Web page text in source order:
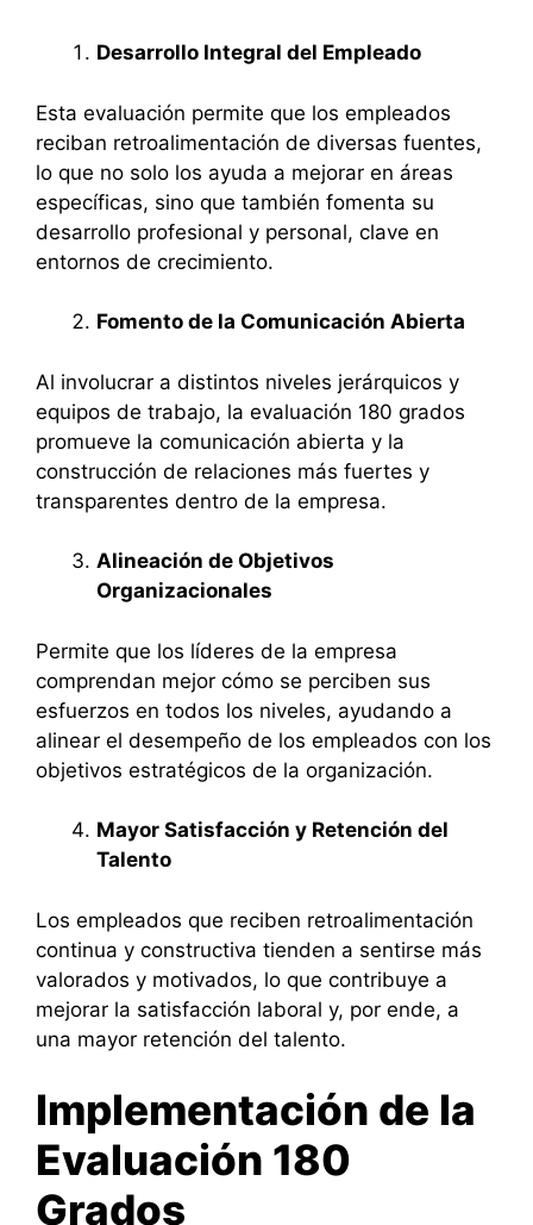
Desarrollo Integral del Empleado
Esta evaluación permite que los empleados
reciban retroalimentación de diversas fuentes,
lo que no solo los ayuda a mejorar en áreas
específicas, sino que también fomenta su
desarrollo profesional y personal, clave en
entornos de crecimiento.
Fomento de la Comunicación Abierta
Al involucrar a distintos niveles jerárquicos y
equipos de trabajo, la evaluación 180 grados
promueve la comunicación abierta y la
construcción de relaciones más fuertes y
transparentes dentro de la empresa.
Alineación de Objetivos
Organizacionales
Permite que los líderes de la empresa
comprendan mejor cómo se perciben sus
esfuerzos en todos los niveles, ayudando a
alinear el desempeño de los empleados con los
objetivos estratégicos de la organización.
Mayor Satisfacción y Retención del
Talento
Los empleados que reciben retroalimentación
continua y constructiva tienden a sentirse más
valorados y motivados, lo que contribuye a
mejorar la satisfacción laboral y, por ende, a
una mayor retención del talento.
Implementación de la
Evaluación 180
Grados